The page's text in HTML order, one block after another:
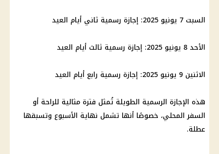
السبت 7 يونيو 2025: إجازة رسمية ثاني أيام العيد
الأحد 8 يونيو 2025: إجازة رسمية ثالث أيام العيد
الاثنين 9 يونيو 2025: إجازة رسمية رابع أيام العيد
هذه الإجازة الرسمية الطويلة تُمثل فترة مثالية للراحة أو
السفر المحلي، خصوصًا أنها تشمل نهاية الأسبوع وتسبقها
عطلة.